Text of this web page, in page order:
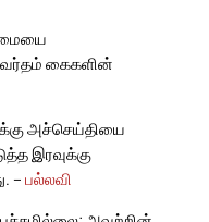
கைகளின்
அச்செய்தியை
இரவுக்கு
– பல்லவி